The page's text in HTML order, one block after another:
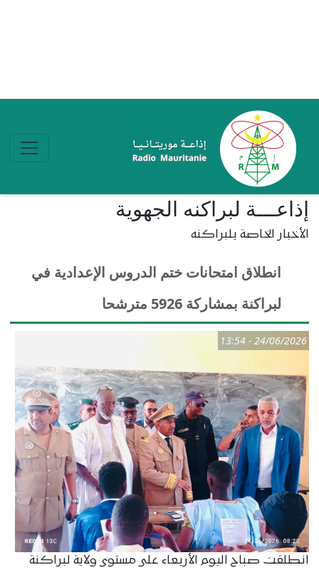
إذاعـــة لبراكنه الجهوية
الأخبار الخاصة بلبراكنه
انطلاق امتحانات ختم الدروس الإعدادية في
لبراكنة بمشاركة 5926 مترشحا
24/06/2026 - 13:54
انطلقت صباح اليوم الأربعاء على مستوى ولاية لبراكنة